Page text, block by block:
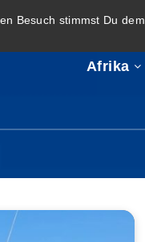
Besuch stimmst Du dem
Afrika